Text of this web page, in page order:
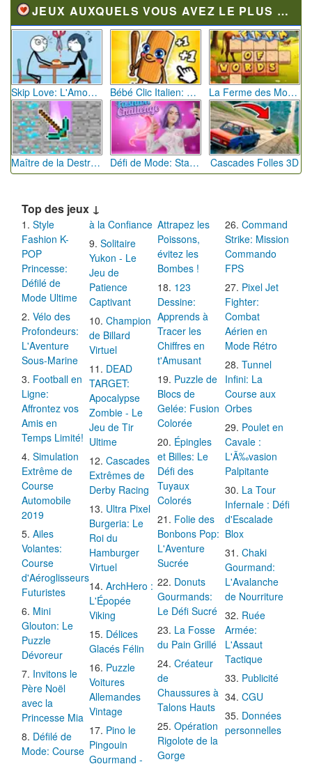
JEUX AUXQUELS VOUS AVEZ LE PLUS JOUÉ
Skip Love: L'Amour en Péril Bébé Clic Italien: La Folie des Petits Bambins La Ferme des Mots - Cultivez votre Vocabulaire
Maître de la Destruction: Fusion de Pioches Défi de Mode: Star du Podium Cascades Folles 3D
Top des jeux ↓
Style
Fashion K-
POP
Princesse:
Défilé de
Mode Ultime
Vélo des
Profondeurs:
L'Aventure
Sous-Marine
Football en
Ligne:
Affrontez vos
Amis en
Temps Limité!
Simulation
Extrême de
Course
Automobile
2019
Ailes
Volantes:
Course
d'Aéroglisseurs
Futuristes
Mini
Glouton: Le
Puzzle
Dévoreur
Invitons le
Père Noël
avec la
Princesse Mia
Défilé de
Mode: Course
à la Confiance
Solitaire
Yukon - Le
Jeu de
Patience
Captivant
Champion
de Billard
Virtuel
DEAD
TARGET:
Apocalypse
Zombie - Le
Jeu de Tir
Ultime
Cascades
Extrêmes de
Derby Racing
Ultra Pixel
Burgeria: Le
Roi du
Hamburger
Virtuel
ArchHero :
L'Épopée
Viking
Délices
Glacés Félin
Puzzle
Voitures
Allemandes
Vintage
Pino le
Pingouin
Gourmand -
Attrapez les
Poissons,
évitez les
Bombes !
123
Dessine:
Apprends à
Tracer les
Chiffres en
t'Amusant
Puzzle de
Blocs de
Gelée: Fusion
Colorée
Épingles
et Billes: Le
Défi des
Tuyaux
Colorés
Folie des
Bonbons Pop:
L'Aventure
Sucrée
Donuts
Gourmands:
Le Défi Sucré
La Fosse
du Pain Grillé
Créateur
de
Chaussures à
Talons Hauts
Opération
Rigolote de la
Gorge
Command
Strike: Mission
Commando
FPS
Pixel Jet
Fighter:
Combat
Aérien en
Mode Rétro
Tunnel
Infini: La
Course aux
Orbes
Poulet en
Cavale :
L'Ã‰vasion
Palpitante
La Tour
Infernale : Défi
d'Escalade
Blox
Chaki
Gourmand:
L'Avalanche
de Nourriture
Ruée
Armée:
L'Assaut
Tactique
Publicité
CGU
Données
personnelles